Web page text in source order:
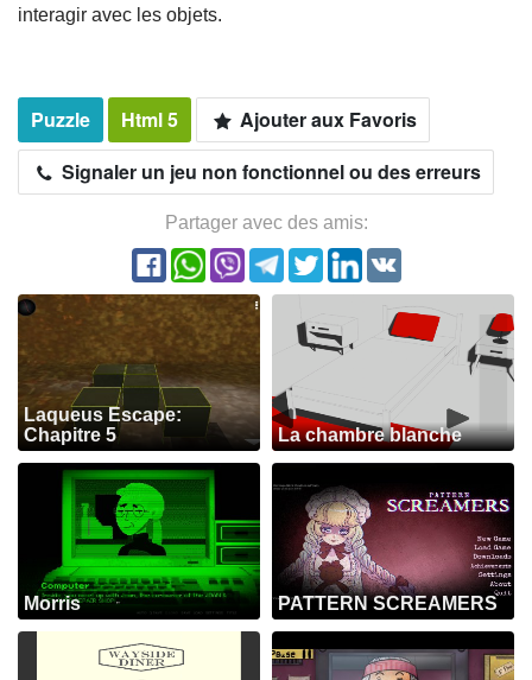
interagir avec les objets.
Puzzle Html 5
Ajouter aux Favoris
Signaler un jeu non fonctionnel ou des erreurs
Partager avec des amis:
Laqueus Escape:
Chapitre 5
La chambre blanche
Morris PATTERN SCREAMERS